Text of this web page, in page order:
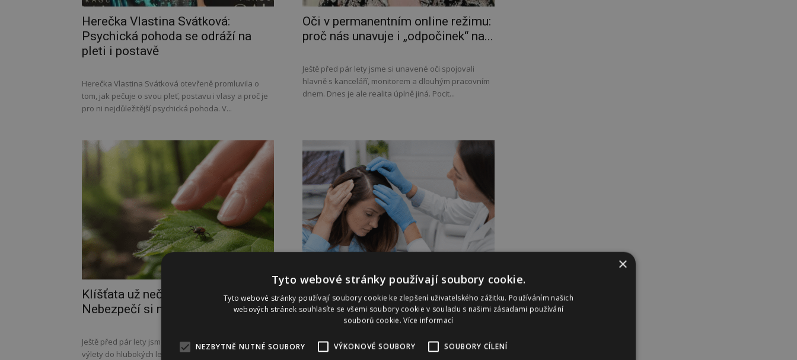
Herečka Vlastina Svátková:
Psychická pohoda se odráží na
pleti i postavě
Herečka Vlastina Svátková otevřeně promluvila o
tom, jak pečuje o svou pleť, postavu i vlasy a proč je
pro ni nejdůležitější psychická pohoda. V...
Oči v permanentním online režimu:
proč nás unavuje i „odpočinek“ na...
Ještě před pár lety jsme si unavené oči spojovali
hlavně s kanceláří, monitorem a dlouhým pracovním
dnem. Dnes je ale realita úplně jiná. Pocit...
Klíšťata už nečíhají jen v lese.
Nebezpečí si můžeme přinést i...
Ještě před pár lety jsme měli klíšťata spojená hlavně s
výlety do hlubokých lesů nebo vlhkých oblastí kolem
Vypadávání vlasů netrápí jen muže.
Lékařka radí jak bojovat s
řídnoucí...
×
Tyto webové stránky používají soubory cookie.
Tyto webové stránky používají soubory cookie ke zlepšení uživatelského zážitku. Používáním našich
webových stránek souhlasíte se všemi soubory cookie v souladu s našimi zásadami používání
souborů cookie.Více informací
NEZBYTNĚ NUTNÉ SOUBORY VÝKONOVÉ SOUBORY SOUBORY CÍLENÍ